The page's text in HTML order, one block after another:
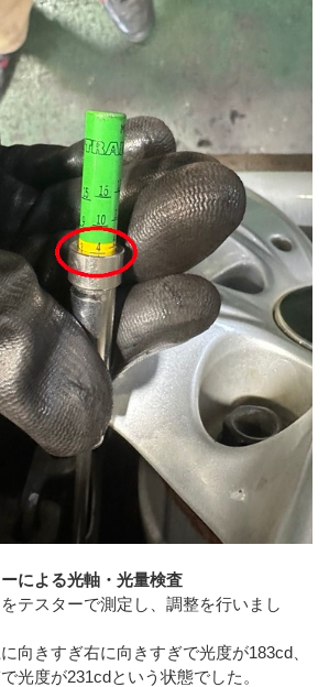
による光軸・光量検査
テスターで測定し、調整を行いまし
向きすぎ右に向きすぎで光度が183cd、
光度が231cdという状態でした。